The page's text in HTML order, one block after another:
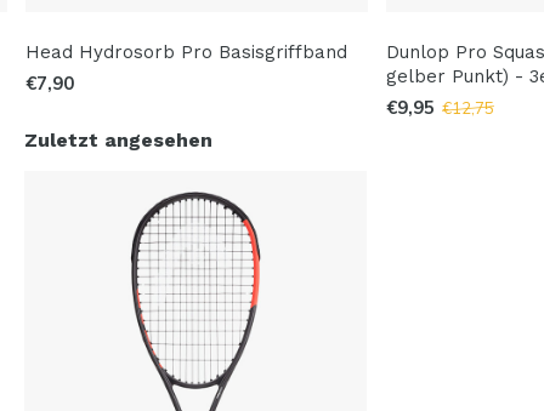
Head Hydrosorb Pro Basisgriffband
€7,90
Dunlop Pro
gelber Punkt) -
€9,95 €12,75
Zuletzt angesehen